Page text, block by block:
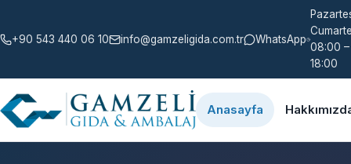
+90 543 440 06 10 info@gamzeligida.com.tr WhatsApp
08:00 –
18:00
Anasayfa